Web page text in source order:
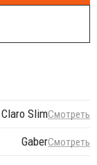
Claro SlimСмотреть
GaberСмотреть